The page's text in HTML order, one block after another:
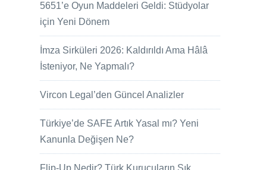
5651’e Oyun Maddeleri Geldi: Stüdyolar
için Yeni Dönem
İmza Sirküleri 2026: Kaldırıldı Ama Hâlâ
İsteniyor, Ne Yapmalı?
Vircon Legal’den Güncel Analizler
Türkiye’de SAFE Artık Yasal mı? Yeni
Kanunla Değişen Ne?